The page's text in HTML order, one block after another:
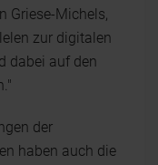
Griese-Michels,
zur digitalen
dabei auf den
der
haben auch die